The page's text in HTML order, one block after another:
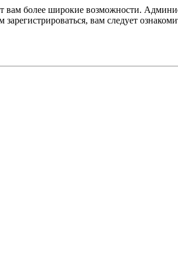
вам более широкие возможности.
вам следует